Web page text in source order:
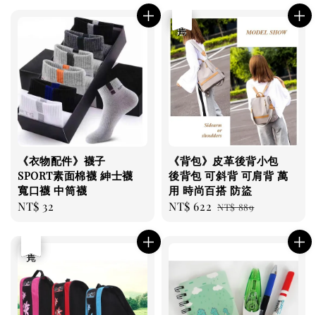
《衣物配件》襪子
SPORT素面棉襪 紳士襪
寬口襪 中筒襪
Regular
NT$ 32
《背包》皮革後背小包
後背包 可斜背 可肩背 萬
用 時尚百搭 防盜
Sale
NT$ 622 Regular
NT$ 889